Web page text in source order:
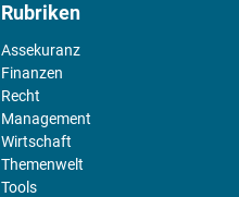
Rubriken
Assekuranz
Finanzen
Recht
Management
Wirtschaft
Themenwelt
Tools